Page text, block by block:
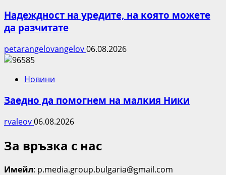
Надеждност на уредите, на която можете
да разчитате
petarangelovangelov06.08.2026
Новини
Заедно да помогнем на малкия Ники
rvaleov06.08.2026
За връзка с нас
Имейл: p.media.group.bulgaria@gmail.com